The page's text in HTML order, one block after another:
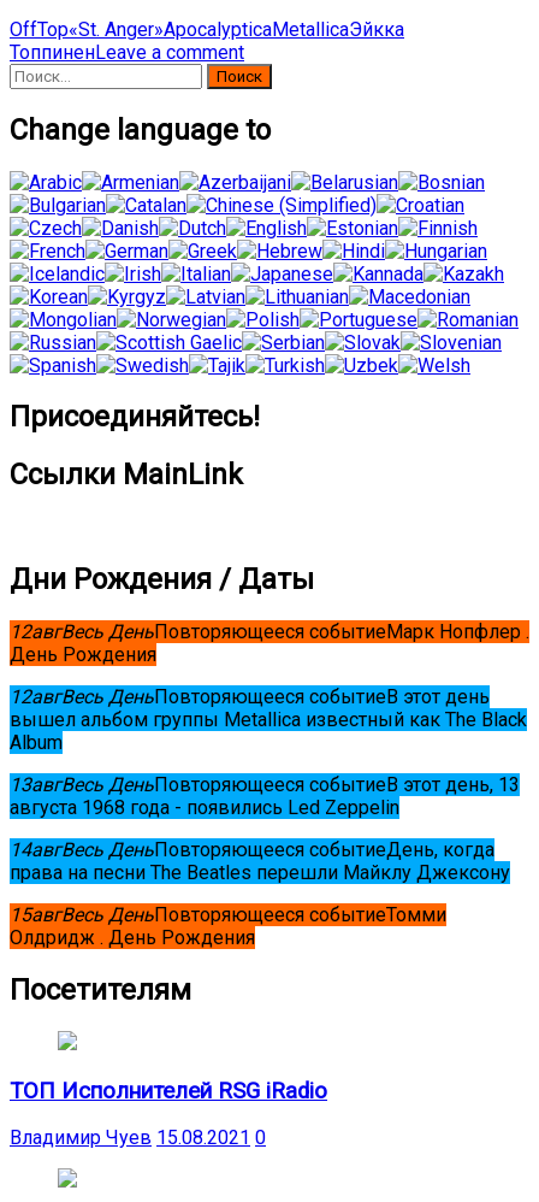
OffTop«St. Anger»ApocalypticaMetallicaЭйкка
ТоппиненLeave a comment
Найти:
Change language to
Присоединяйтесь!
Ссылки MainLink
Дни Рождения / Даты
12авгВесь ДеньПовторяющееся событиеМарк Нопфлер .
День Рождения
12авгВесь ДеньПовторяющееся событиеВ этот день
вышел альбом группы Metallica известный как The Black
Album
13авгВесь ДеньПовторяющееся событиеВ этот день, 13
августа 1968 года - появились Led Zeppelin
14авгВесь ДеньПовторяющееся событиеДень, когда
права на песни The Beatles перешли Майклу Джексону
15авгВесь ДеньПовторяющееся событиеТомми
Олдридж . День Рождения
Посетителям
ТОП Исполнителей RSG iRadio
Владимир Чуев 15.08.2021 0